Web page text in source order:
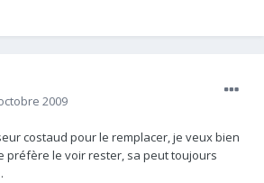
2009
costaud pour le remplacer, je veux bien
préfère le voir rester, sa peut toujours
.